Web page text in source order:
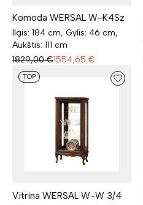
Komoda WERSAL W-K4Sz
Ilgis: 184 cm, Gylis: 46 cm,
Aukštis: 111 cm
1829,00 €1554,65 €
TOP
Vitrina WERSAL W-W 3/4